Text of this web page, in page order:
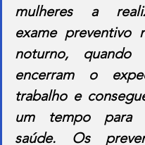
mulheres a
exame preventivo
noturno,
encerram o
trabalho e
um tempo para
saúde. Os